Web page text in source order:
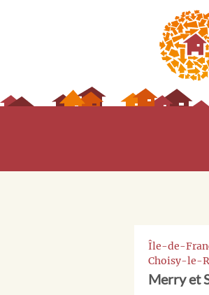
Île-de-
Choisy-le-
Merry et